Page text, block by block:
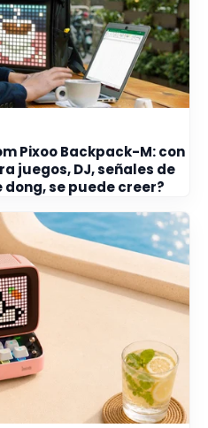
Pixoo Backpack-M: con
juegos, DJ, señales de
se puede creer?